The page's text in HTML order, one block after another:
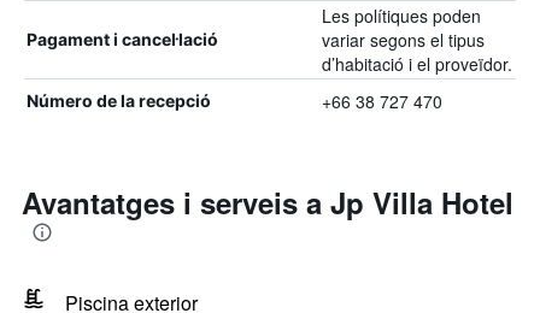
Pagament i cancel·lació
Les polítiques poden
variar segons el tipus
d’habitació i el proveïdor.
Número de la recepció +66 38 727 470
Avantatges i serveis a Jp Villa Hotel
Piscina exterior